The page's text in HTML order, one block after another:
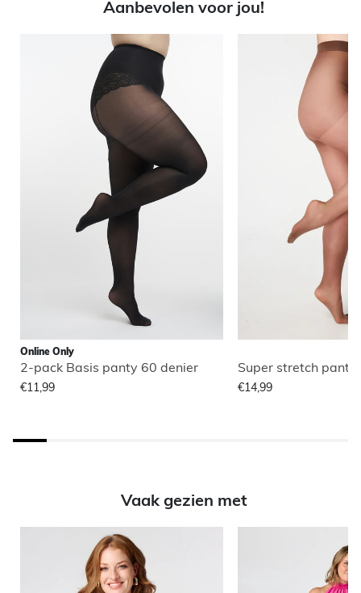
Aanbevolen voor jou!
Online Only
2-pack Basis panty 60 denier
€11,99
Super stretch panty
€14,99
Vaak gezien met